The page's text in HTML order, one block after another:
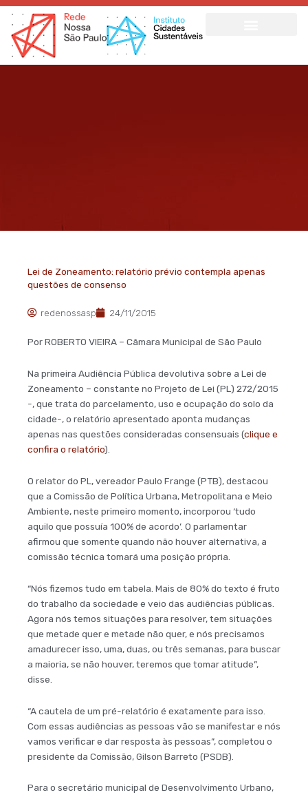
Ir
para
conteúdo
Lei de Zoneamento: relatório prévio contempla apenas
questões de consenso
redenossasp 24/11/2015
Por ROBERTO VIEIRA – Câmara Municipal de São Paulo
Na primeira Audiência Pública devolutiva sobre a Lei de
Zoneamento – constante no Projeto de Lei (PL) 272/2015
-, que trata do parcelamento, uso e ocupação do solo da
cidade-, o relatório apresentado aponta mudanças
apenas nas questões consideradas consensuais (clique e
confira o relatório).
O relator do PL, vereador Paulo Frange (PTB), destacou
que a Comissão de Política Urbana, Metropolitana e Meio
Ambiente, neste primeiro momento, incorporou ‘tudo
aquilo que possuía 100% de acordo’. O parlamentar
afirmou que somente quando não houver alternativa, a
comissão técnica tomará uma posição própria.
“Nós fizemos tudo em tabela. Mais de 80% do texto é fruto
do trabalho da sociedade e veio das audiências públicas.
Agora nós temos situações para resolver, tem situações
que metade quer e metade não quer, e nós precisamos
amadurecer isso, uma, duas, ou três semanas, para buscar
a maioria, se não houver, teremos que tomar atitude”,
disse.
“A cautela de um pré-relatório é exatamente para isso.
Com essas audiências as pessoas vão se manifestar e nós
vamos verificar e dar resposta às pessoas”, completou o
presidente da Comissão, Gilson Barreto (PSDB).
Para o secretário municipal de Desenvolvimento Urbano,